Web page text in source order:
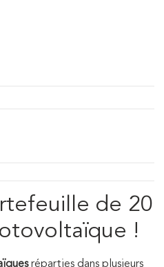
de 20
!
réparties dans plusieurs